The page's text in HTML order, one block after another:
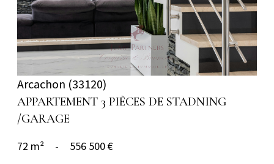
Arcachon (33120)
APPARTEMENT 3 PIÈCES DE STADNING
/GARAGE
72 m² - 556 500 €